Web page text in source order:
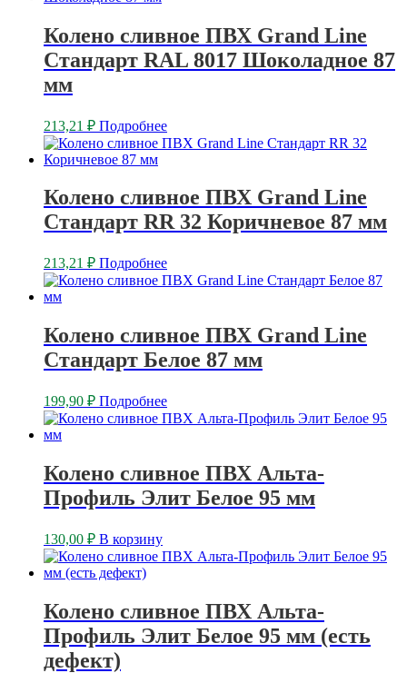
Колено сливное ПВХ Grand Line
Стандарт RAL 8017 Шоколадное 87
мм
213,21 ₽ Подробнее
Колено сливное ПВХ Grand Line
Стандарт RR 32 Коричневое 87 мм
213,21 ₽ Подробнее
Колено сливное ПВХ Grand Line
Стандарт Белое 87 мм
199,90 ₽ Подробнее
Колено сливное ПВХ Альта-
Профиль Элит Белое 95 мм
130,00 ₽ В корзину
Колено сливное ПВХ Альта-
Профиль Элит Белое 95 мм (есть
дефект)